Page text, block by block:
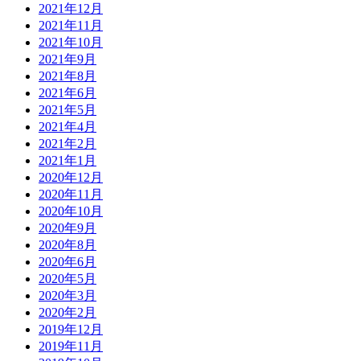
2021年12月
2021年11月
2021年10月
2021年9月
2021年8月
2021年6月
2021年5月
2021年4月
2021年2月
2021年1月
2020年12月
2020年11月
2020年10月
2020年9月
2020年8月
2020年6月
2020年5月
2020年3月
2020年2月
2019年12月
2019年11月